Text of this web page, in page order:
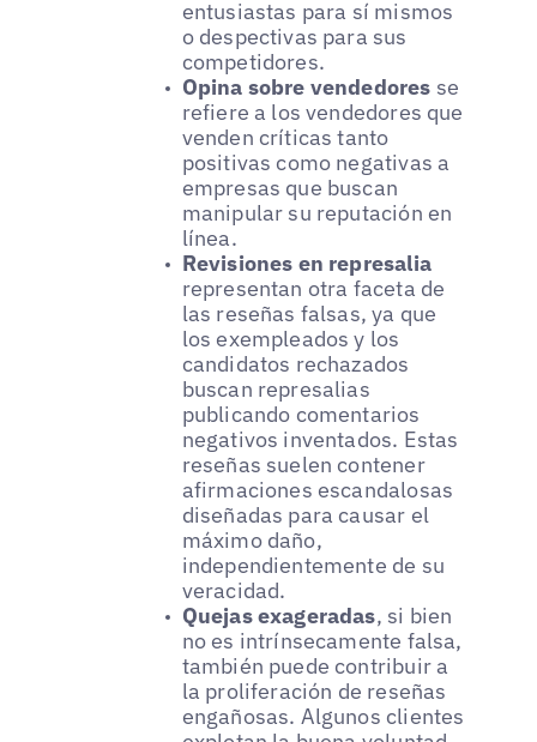
entusiastas para sí mismos
o despectivas para sus
competidores.
Opina sobre vendedores se
refiere a los vendedores que
venden críticas tanto
positivas como negativas a
empresas que buscan
manipular su reputación en
línea.
Revisiones en represalia
representan otra faceta de
las reseñas falsas, ya que
los exempleados y los
candidatos rechazados
buscan represalias
publicando comentarios
negativos inventados. Estas
reseñas suelen contener
afirmaciones escandalosas
diseñadas para causar el
máximo daño,
independientemente de su
veracidad.
Quejas exageradas, si bien
no es intrínsecamente falsa,
también puede contribuir a
la proliferación de reseñas
engañosas. Algunos clientes